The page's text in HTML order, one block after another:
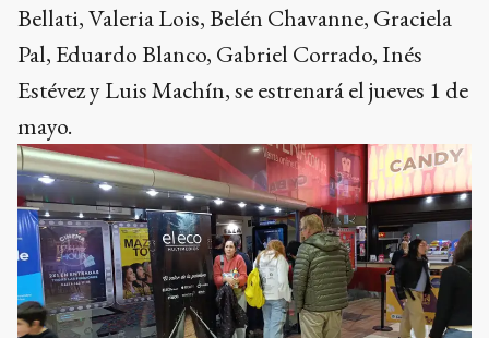
Bellati, Valeria Lois, Belén Chavanne, Graciela
Pal, Eduardo Blanco, Gabriel Corrado, Inés
Estévez y Luis Machín, se estrenará el jueves 1 de
mayo.